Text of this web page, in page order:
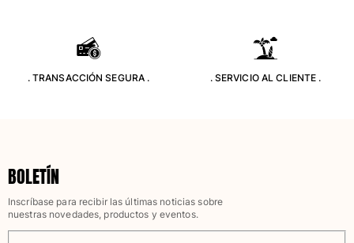
Pantalones
Sweatshirts
Camisetas
Yachting collection
Ver todo Yachting collection
Niño
. TRANSACCIÓN SEGURA . . SERVICIO AL CLIENTE .
BOLETÍN
Inscríbase para recibir las últimas noticias sobre
nuestras novedades, productos y eventos.